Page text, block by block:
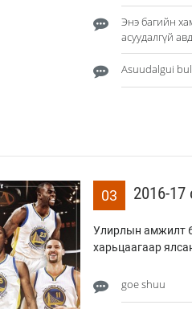
Энэ багийн
асуудалгүй
Asuudalgui
03 2016-
Улирлын амжилт
харьцаагаар
goe shuu